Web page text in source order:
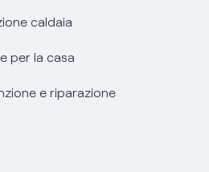
caldaia
per la casa
e riparazione